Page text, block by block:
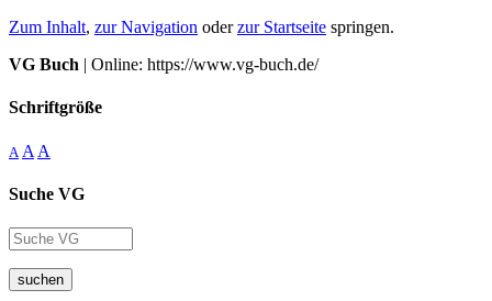
Zum Inhalt, zur Navigation oderzur Startseite springen.
VG Buch | Online: https://www.vg-buch.de/
Schriftgröße
A A A
Suche VG
suchen